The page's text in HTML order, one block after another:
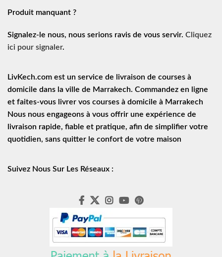
Produit manquant ?
Signalez-le nous, nous serions ravis de vous servir. Cliquez
ici pour signaler.
LivKech.com est un service de
livraison de courses à
domicile dans la ville de Marrakech. Commandez en ligne
et faites-vous livrer vos courses à domicile à Marrakech
Nous nous engageons à vous offrir une expérience de
livraison rapide, fiable et pratique, afin de simplifier votre
quotidien, sans quitter le confort de votre maison
Suivez Nous Sur Les Réseaux :